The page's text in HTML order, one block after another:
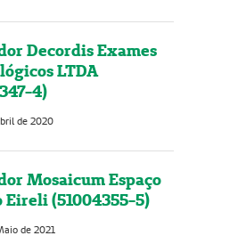
Decordis Exames
LTDA
4)
de 2020
Mosaicum Espaço
Eireli (51004355-5)
de 2021